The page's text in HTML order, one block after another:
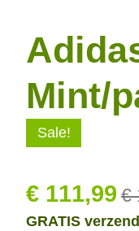
Mint/
Sale!
€ 111,99 €
GRATIS